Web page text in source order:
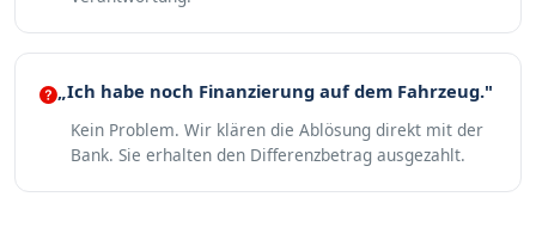
„Ich habe noch Finanzierung auf dem Fahrzeug."
Kein Problem. Wir klären die Ablösung direkt mit der
Bank. Sie erhalten den Differenzbetrag ausgezahlt.